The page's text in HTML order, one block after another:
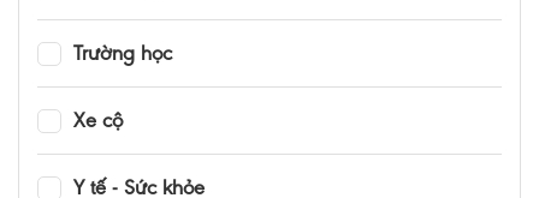
Trường học
Xe cộ
Y tế - Sức khỏe